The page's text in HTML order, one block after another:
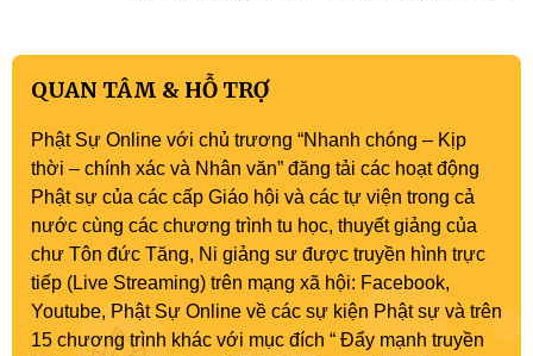
QUAN TÂM & HỖ TRỢ
Phật Sự Online với chủ trương “Nhanh chóng – Kịp
thời – chính xác và Nhân văn” đăng tải các hoạt động
Phật sự của các cấp Giáo hội và các tự viện trong cả
nước cùng các chương trình tu học, thuyết giảng của
chư Tôn đức Tăng, Ni giảng sư được truyền hình trực
tiếp (Live Streaming) trên mạng xã hội: Facebook,
Youtube, Phật Sự Online về các sự kiện Phật sự và trên
15 chương trình khác với mục đích “ Đẩy mạnh truyền